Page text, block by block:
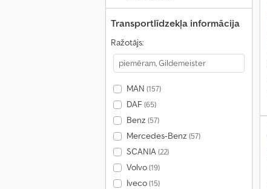
Transportlīdzekļa informācija
Ražotājs:
MAN (157)
DAF (65)
Benz (57)
Mercedes-Benz (57)
SCANIA(22)
Volvo(19)
Iveco(15)